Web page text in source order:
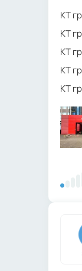
КТ
КТ
КТ
КТ
КТ